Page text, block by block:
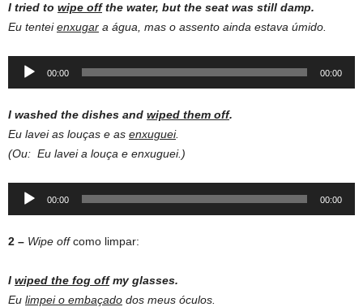
I tried to wipe off the water, but the seat was still damp.
Eu tenteienxugar a água, mas o assento ainda estava úmido.
Audio
00:00 00:00
I washed the dishes and wiped them off.
Eu lavei as louças e as enxuguei.
(Ou: Eu lavei a louça e enxuguei.)
Audio
00:00 00:00
2 – Wipe offcomo limpar:
I wiped the fog off my glasses.
Eu limpei o embaçado dos meus óculos.